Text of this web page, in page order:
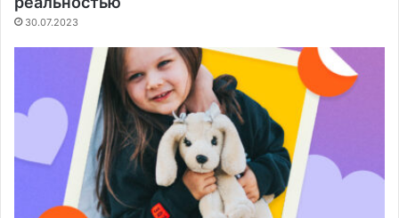
30.07.2023